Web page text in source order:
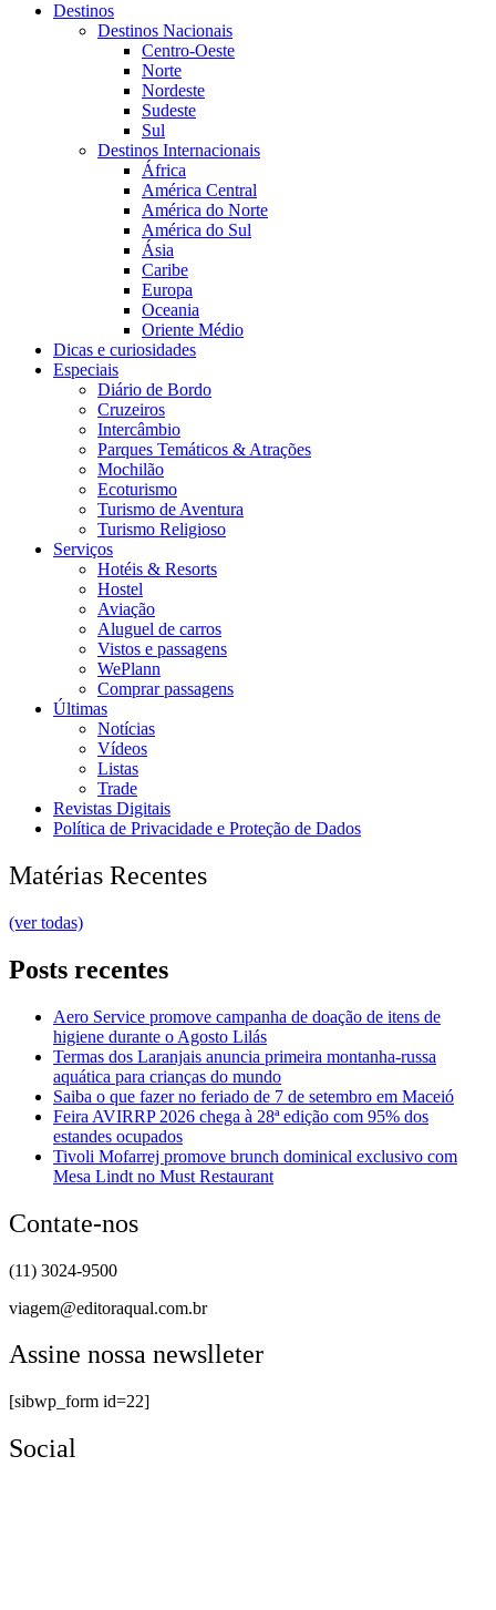
Destinos
Destinos Nacionais
Centro-Oeste
Norte
Nordeste
Sudeste
Sul
Destinos Internacionais
África
América Central
América do Norte
América do Sul
Ásia
Caribe
Europa
Oceania
Oriente Médio
Dicas e curiosidades
Especiais
Diário de Bordo
Cruzeiros
Intercâmbio
Parques Temáticos & Atrações
Mochilão
Ecoturismo
Turismo de Aventura
Turismo Religioso
Serviços
Hotéis & Resorts
Hostel
Aviação
Aluguel de carros
Vistos e passagens
WePlann
Comprar passagens
Últimas
Notícias
Vídeos
Listas
Trade
Revistas Digitais
Política de Privacidade e Proteção de Dados
Matérias Recentes
(ver todas)
Posts recentes
Aero Service promove campanha de doação de itens de
higiene durante o Agosto Lilás
Termas dos Laranjais anuncia primeira montanha-russa
aquática para crianças do mundo
Saiba o que fazer no feriado de 7 de setembro em Maceió
Feira AVIRRP 2026 chega à 28ª edição com 95% dos
estandes ocupados
Tivoli Mofarrej promove brunch dominical exclusivo com
Mesa Lindt no Must Restaurant
Contate-nos
(11) 3024-9500
viagem@editoraqual.com.br
Assine nossa newslleter
[sibwp_form id=22]
Social